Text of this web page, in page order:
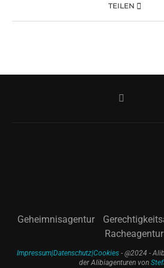
TEILEN
Geheimnisagentur
Racheagentur
Impressum|Datenschutz|Cookies - @2024 -
der Alibiagenturen von